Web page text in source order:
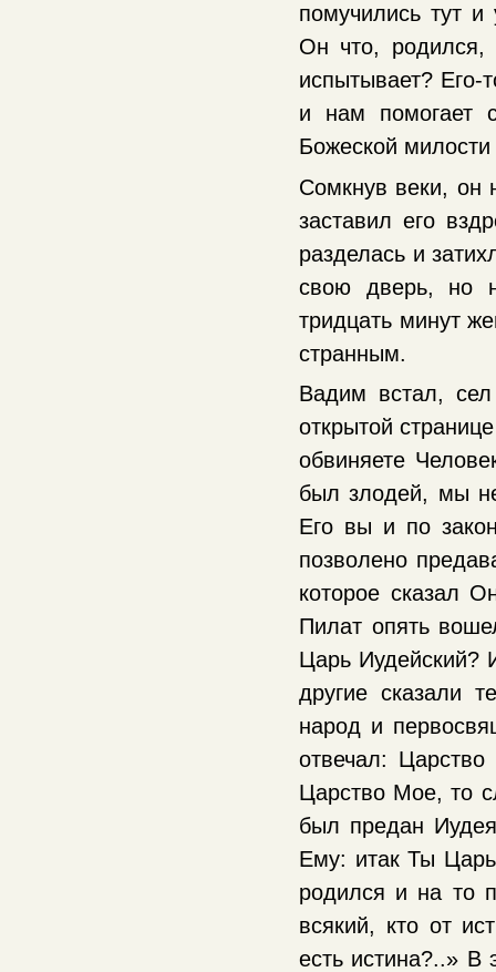
помучились тут
Он что, родился,
испытывает? Его-
и нам помогает
Божеской
Сомкнув веки, он
заставил его
разделась и
свою дверь, но
тридцать минут
странным.
Вадим встал,
открытой
обвиняете
был злодей, мы
Его вы и по
позволено
которое сказал
Пилат опять
Царь Иудейский?
другие сказали
народ и
отвечал:
Царство Мое, то
был предан
Ему: итак Ты
родился и на то
всякий, кто от
есть истина?..» В